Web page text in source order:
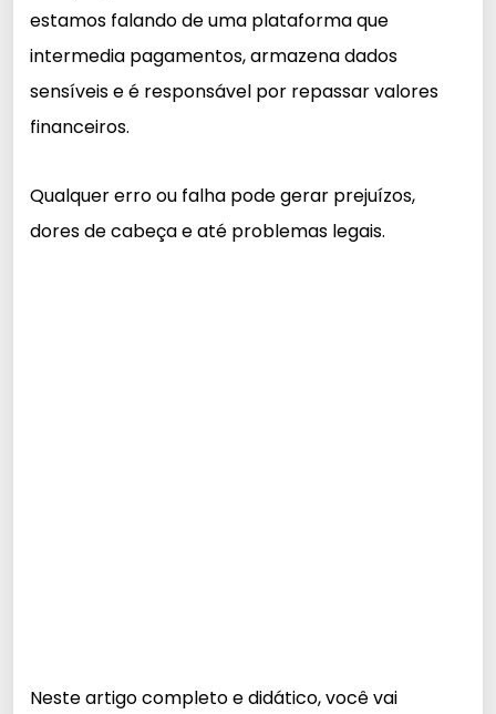
estamos falando de uma plataforma que
intermedia pagamentos, armazena dados
sensíveis e é responsável por repassar valores
financeiros.
Qualquer erro ou falha pode gerar prejuízos,
dores de cabeça e até problemas legais.
Neste artigo completo e didático, você vai